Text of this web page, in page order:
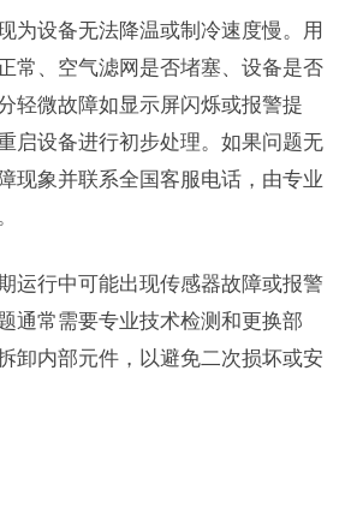
为设备无法降温或制冷速度慢。用
常、空气滤网是否堵塞、设备是否
轻微故障如显示屏闪烁或报警提
启设备进行初步处理。如果问题无
现象并联系全国客服电话，由专业
运行中可能出现传感器故障或报警
通常需要专业技术检测和更换部
卸内部元件，以避免二次损坏或安